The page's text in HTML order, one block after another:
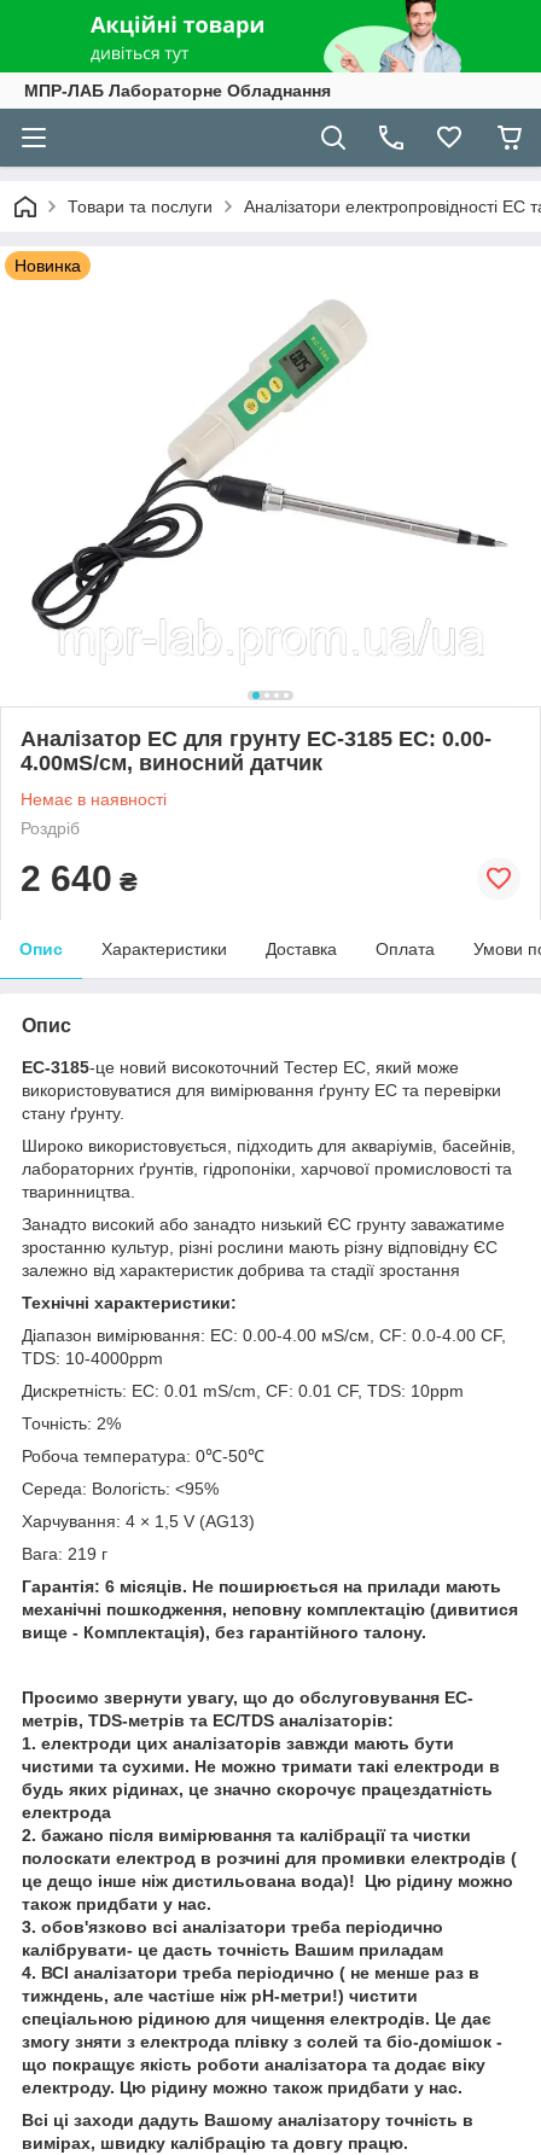
МПР-ЛАБ Лабораторне Обладнання
Товари та послуги Аналізатори електропровідності EC
Новинка
Аналізатор EC для грунту EC-3185 EC: 0.00-
4.00мS/см, виносний датчик
Немає в наявності
Роздріб
2 640 ₴
Опис Характеристики Доставка Оплата Умови
Опис
EC-3185-це новий високоточний Тестер EC, який може
використовуватися для вимірювання ґрунту EC та перевірки
стану ґрунту.
Широко використовується, підходить для акваріумів, басейнів,
лабораторних ґрунтів, гідропоніки, харчової промисловості та
тваринництва.
Занадто високий або занадто низький ЄС грунту заважатиме
зростанню культур, різні рослини мають різну відповідну ЄС
залежно від характеристик добрива та стадії зростання
Технічні характеристики:
Діапазон вимірювання: EC: 0.00-4.00 мЅ/см, CF: 0.0-4.00 CF,
TDS: 10-4000ppm
Дискретність: EC: 0.01 mS/cm, CF: 0.01 CF, TDS: 10ppm
Точність: 2%
Робоча температура: 0℃-50℃
Середа: Вологість: <95%
Харчування: 4 × 1,5 V (AG13)
Вага: 219 г
Гарантія: 6 місяців. Не поширюється на прилади мають
механічні пошкодження, неповну комплектацію (дивитися
вище - Комплектація), без гарантійного талону.
Просимо звернути увагу, що до обслуговування EC-
метрів, TDS-метрів та EC/TDS аналізаторів:
1. електроди цих аналізаторів завжди мають бути
чистими та сухими. Не можно тримати такі електроди в
будь яких рідинах, це значно скорочує працездатність
електрода
2. бажано після вимірювання та калібрації та чистки
полоскати електрод в розчині для промивки електродів (
це дещо інше ніж дистильована вода)! Цю рідину можно
також придбати у нас.
3. обов'язково всі аналізатори треба періодично
калібрувати- це дасть точність Вашим приладам
4. ВСІ аналізатори треба періодично ( не менше раз в
тижндень, але частіше ніж рН-метри!) чистити
спеціальною рідиною для чищення електродів. Це дає
змогу зняти з електрода плівку з солей та біо-домішок -
що покращує якість роботи аналізатора та додає віку
електроду. Цю рідину можно також придбати у нас.
Всі ці заходи дадуть Вашому аналізатору точність в
вимірах, швидку калібрацію та довгу працю.